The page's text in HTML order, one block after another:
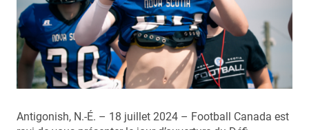
Antigonish, N.-É. – 18 juillet 2024 – Football Canada est